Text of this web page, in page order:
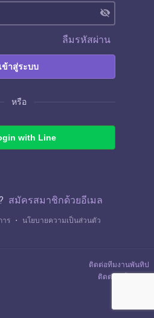
visibility_off
ลืมรหัสผ่าน
เข้าสู่ระบบ
หรือ
with Line
สมัครสมาชิกด้วยอีเมล
าร ・ นโยบายความเป็นส่วนตัว
ติดต่อทีมงานพันทิป
ติดต่อลงโฆษณา